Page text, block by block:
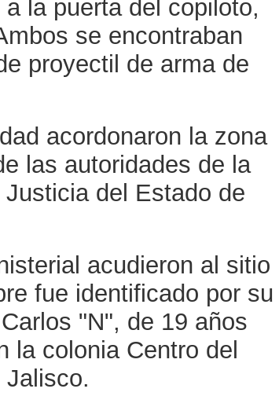
la puerta del copiloto,
se encontraban
proyectil de arma de
acordonaron la zona
las autoridades de la
del Estado de
acudieron al sitio
fue identificado por su
"N", de 19 años
la colonia Centro del